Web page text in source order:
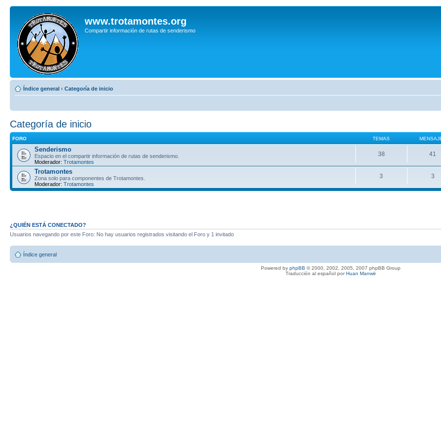
www.trotamontes.org
Compartir información de rutas de senderismo
Índice general ‹ Categoría de inicio
Categoría de inicio
FORO TEMAS
Senderismo
Espacio en el compartir información de rutas de senderismo.
Moderador: Trotamontes
38 41
Trotamontes
Zona solo para componentes de Trotamontes.
Moderador: Trotamontes
3 3
¿QUIÉN ESTÁ CONECTADO?
Usuarios navegando por este Foro: No hay usuarios registrados visitando el Foro y 1 invitado
Índice general
Powered by phpBB © 2000, 2002, 2005, 2007 phpBB Group
Traducción al español porHuan Manwë